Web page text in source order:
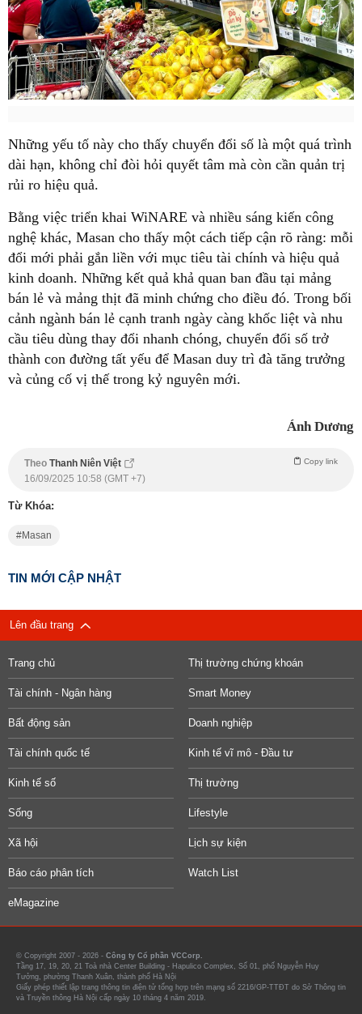
Những yếu tố này cho thấy chuyển đổi số là một quá trình
dài hạn, không chỉ đòi hỏi quyết tâm mà còn cần quản trị
rủi ro hiệu quả.
Bằng việc triển khai WiNARE và nhiều sáng kiến công
nghệ khác, Masan cho thấy một cách tiếp cận rõ ràng: mỗi
đổi mới phải gắn liền với mục tiêu tài chính và hiệu quả
kinh doanh. Những kết quả khả quan ban đầu tại mảng
bán lẻ và mảng thịt đã minh chứng cho điều đó. Trong bối
cảnh ngành bán lẻ cạnh tranh ngày càng khốc liệt và nhu
cầu tiêu dùng thay đổi nhanh chóng, chuyển đổi số trở
thành con đường tất yếu để Masan duy trì đà tăng trưởng
và củng cố vị thế trong kỷ nguyên mới.
Ánh Dương
Theo Thanh Niên Việt Copy link
16/09/2025 10:58 (GMT +7)
Từ Khóa:
Masan
TIN MỚI CẬP NHẬT
Lên đầu trang
Trang chủ Thị trường chứng khoán
Tài chính - Ngân hàng Smart Money
Bất động sản Doanh nghiệp
Tài chính quốc tế Kinh tế vĩ mô - Đầu tư
Kinh tế số Thị trường
Sống Lifestyle
Xã hội Lịch sự kiện
Báo cáo phân tích Watch List
eMagazine
© Copyright 2007 - 2026 - Công ty Cổ phần VCCorp.
Tầng 17, 19, 20, 21 Toà nhà Center Building - Hapulico Complex, Số 01, phố Nguyễn Huy
Tưởng, phường Thanh Xuân, thành phố Hà Nội
Giấy phép thiết lập trang thông tin điện tử tổng hợp trên mạng số 2216/GP-TTĐT do Sở Thông tin
và Truyền thông Hà Nội cấp ngày 10 tháng 4 năm 2019.